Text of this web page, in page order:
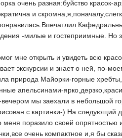
очень разная:буйство красок-
и
-милые и гостеприимные. Но
мне открыть и увидеть всю
экскурсии и знает о ней, по-
природа Майорки-горные
апельсинами-
вечером мы заехали в небольшой
с картинки-) На
меня поразило своей
очень компактное и,я бы